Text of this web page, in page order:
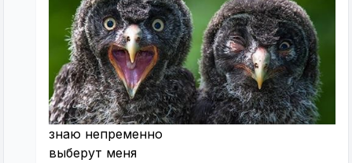
знаю непременно
выберут меня